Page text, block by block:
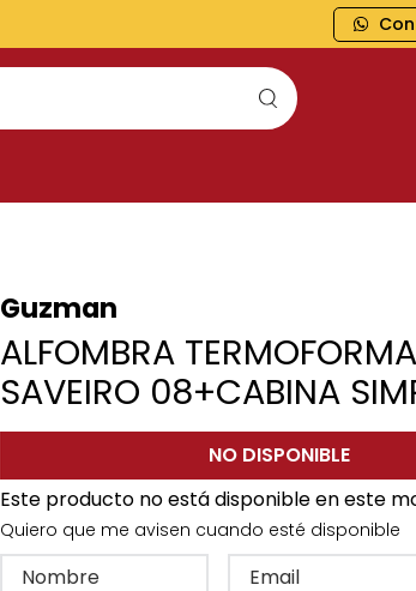
Guzman
ALFOMBRA
SAVEIRO 08+CABINA
NO DISPONIBLE
Este producto no está disponible en este
Quiero que me avisen cuando esté disponible